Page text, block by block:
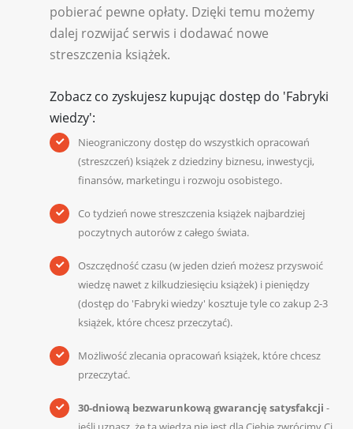
pobierać pewne opłaty. Dzięki temu możemy
dalej rozwijać serwis i dodawać nowe
streszczenia książek.
Zobacz co zyskujesz kupując dostęp do 'Fabryki
wiedzy':
Nieograniczony dostęp do wszystkich opracowań
(streszczeń) książek z dziedziny biznesu, inwestycji,
finansów, marketingu i rozwoju osobistego.
Co tydzień nowe streszczenia książek najbardziej
poczytnych autorów z całego świata.
Oszczędność czasu (w jeden dzień możesz przyswoić
wiedzę nawet z kilkudziesięciu książek) i pieniędzy
(dostęp do 'Fabryki wiedzy' kosztuje tyle co zakup 2-3
książek, które chcesz przeczytać).
Możliwość zlecania opracowań książek, które chcesz
przeczytać.
30-dniową bezwarunkową gwarancję satysfakcji -